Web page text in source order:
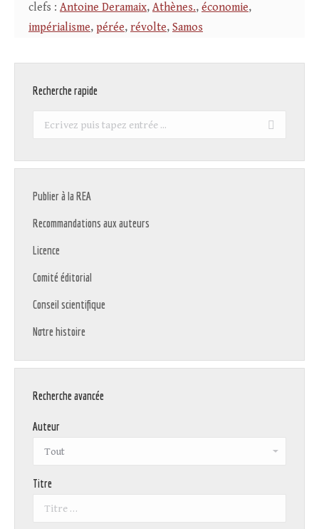
clefs : Antoine Deramaix, Athènes., économie,
impérialisme, pérée, révolte, Samos
Recherche rapide
Recherche
Publier à la REA
Recommandations aux auteurs
Licence
Comité éditorial
Conseil scientifique
Notre histoire
Recherche avancée
Auteur
Titre